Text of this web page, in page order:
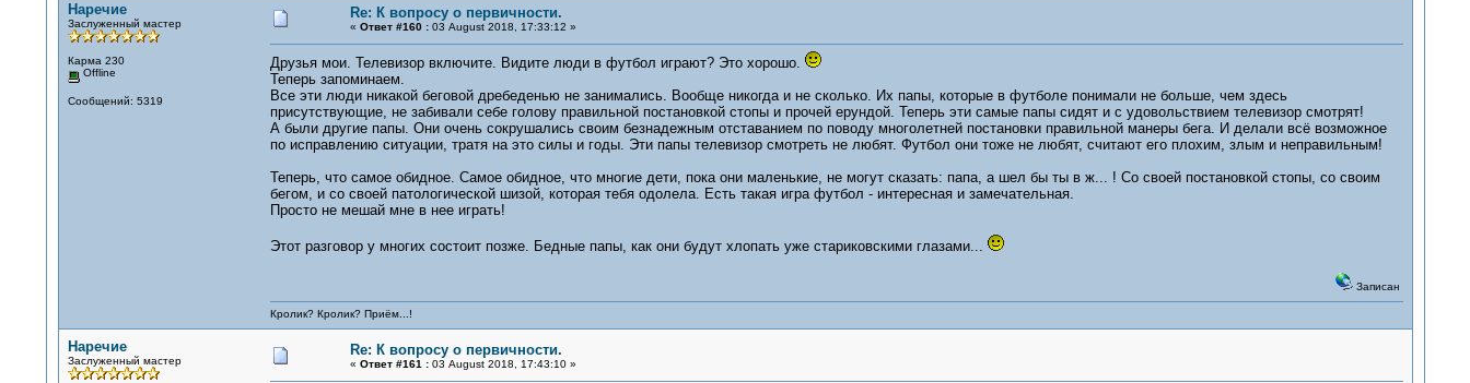
Наречие
Заслуженный мастер
Карма 230
Offline
Сообщений: 5319
Re: К вопросу о первичности.
« Ответ #160 :03 August 2018, 17:33:12 »
Друзья мои. Телевизор включите. Видите люди в футбол играют? Это хорошо.
Теперь запоминаем.
Все эти люди никакой беговой дребеденью не занимались. Вообще никогда и не сколько. Их папы, которые в футболе понимали не больше, чем здесь
присутствующие, не забивали себе голову правильной постановкой стопы и прочей ерундой. Теперь эти самые папы сидят и с удовольствием телевизор смотрят!
А были другие папы. Они очень сокрушались своим безнадежным отставанием по поводу многолетней постановки правильной манеры бега. И делали всё возможное
по исправлению ситуации, тратя на это силы и годы. Эти папы телевизор смотреть не любят. Футбол они тоже не любят, считают его плохим, злым и неправильным!
Теперь, что самое обидное. Самое обидное, что многие дети, пока они маленькие, не могут сказать: папа, а шел бы ты в ж... ! Со своей постановкой стопы, со своим
бегом, и со своей патологической шизой, которая тебя одолела. Есть такая игра футбол - интересная и замечательная.
Просто не мешай мне в нее играть!
Этот разговор у многих состоит позже. Бедные папы, как они будут хлопать уже стариковскими глазами...
Записан
Кролик? Кролик? Приём...!
Наречие
Заслуженный мастер
Re: К вопросу о первичности.
« Ответ #161 :03 August 2018, 17:43:10 »